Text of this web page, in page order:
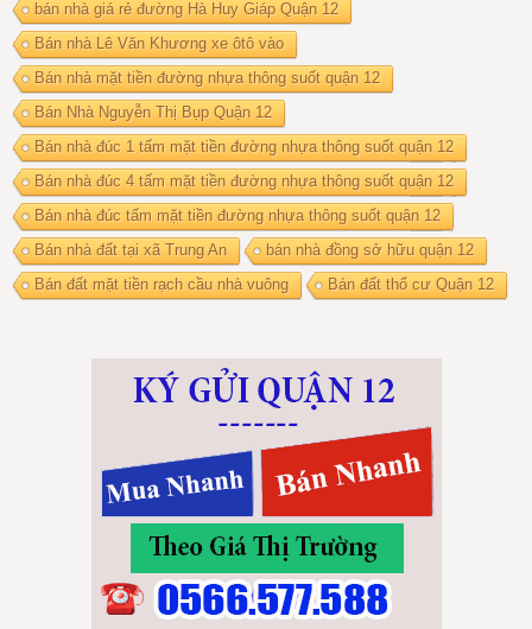
bán nhà giá rẻ đường Hà Huy Giáp Quận 12
Bán nhà Lê Văn Khương xe ôtô vào
Bán nhà mặt tiền đường nhựa thông suốt quận 12
Bán Nhà Nguyễn Thị Bụp Quận 12
Bán nhà đúc 1 tấm mặt tiền đường nhựa thông suốt quận 12
Bán nhà đúc 4 tấm mặt tiền đường nhựa thông suốt quận 12
Bán nhà đúc tấm mặt tiền đường nhựa thông suốt quận 12
Bán nhà đất tại xã Trung An
bán nhà đồng sở hữu quận 12
Bán đất mặt tiền rạch cầu nhà vuông
Bán đất thổ cư Quận 12